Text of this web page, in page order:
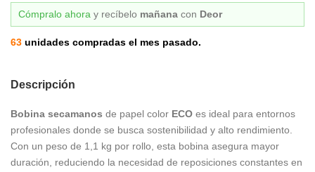
Cómpralo ahora y recíbelo mañana con Deor
63 unidades compradas el mes pasado.
Descripción
Bobina secamanos de papel color ECO es ideal para entornos
profesionales donde se busca sostenibilidad y alto rendimiento.
Con un peso de 1,1 kg por rollo, esta bobina asegura mayor
duración, reduciendo la necesidad de reposiciones constantes en